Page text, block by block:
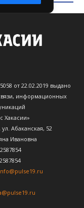
от 22.02.2019 выдано
информационных
Хакасии»
Абаканская, 52
Ивановна